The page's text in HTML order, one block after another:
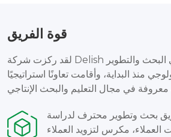
قوة الفريق
لقد ركزت شركة Delish دائمًا على الاستثمار في البحث والتطوير
منذ البداية، وأقامت تعاونًا استراتيجيًا
بحث وتطوير محترف لدراسة
العملاء، مكرس لتزويد العملاء